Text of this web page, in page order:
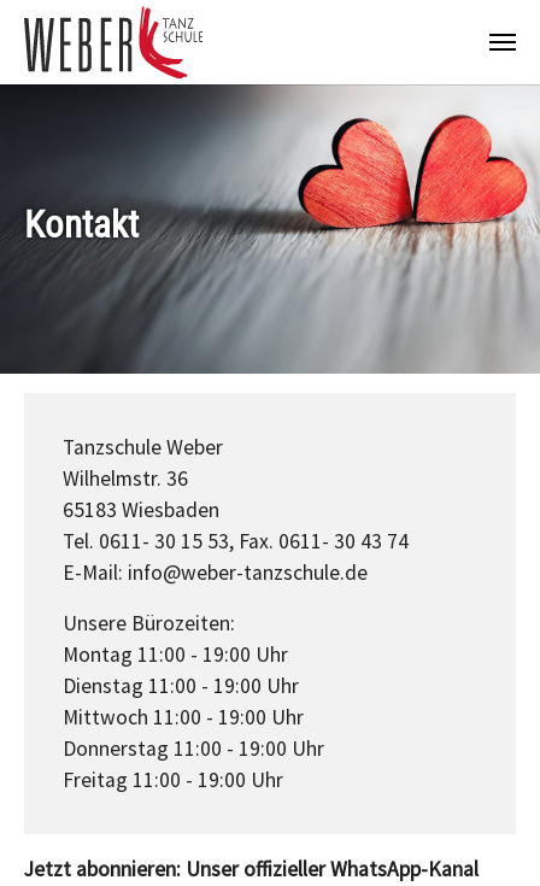
Kontakt
Tanzschule Weber
Wilhelmstr. 36
65183 Wiesbaden
Tel. 0611- 30 15 53, Fax. 0611- 30 43 74
E-Mail: info@weber-tanzschule.de
Unsere Bürozeiten:
Montag 11:00 - 19:00 Uhr
Dienstag 11:00 - 19:00 Uhr
Mittwoch 11:00 - 19:00 Uhr
Donnerstag 11:00 - 19:00 Uhr
Freitag 11:00 - 19:00 Uhr
Jetzt abonnieren: Unser offizieller WhatsApp-Kanal